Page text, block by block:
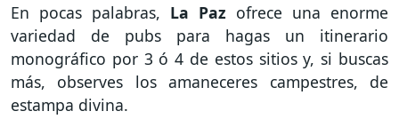
En pocas palabras, La Paz ofrece una enorme
variedad de pubs para hagas un itinerario
monográfico por 3 ó 4 de estos sitios y, si buscas
más, observes los amaneceres campestres, de
estampa divina.